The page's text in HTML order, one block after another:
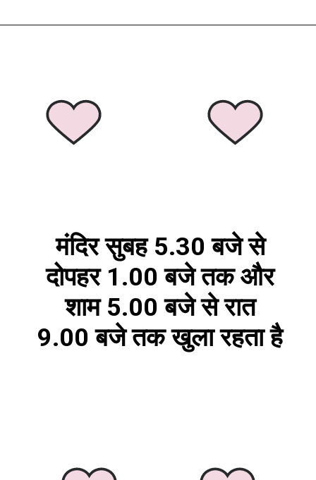
मंदिर सुबह 5.30 बजे से
दोपहर 1.00 बजे तक और
शाम 5.00 बजे से रात
9.00 बजे तक खुला रहता है